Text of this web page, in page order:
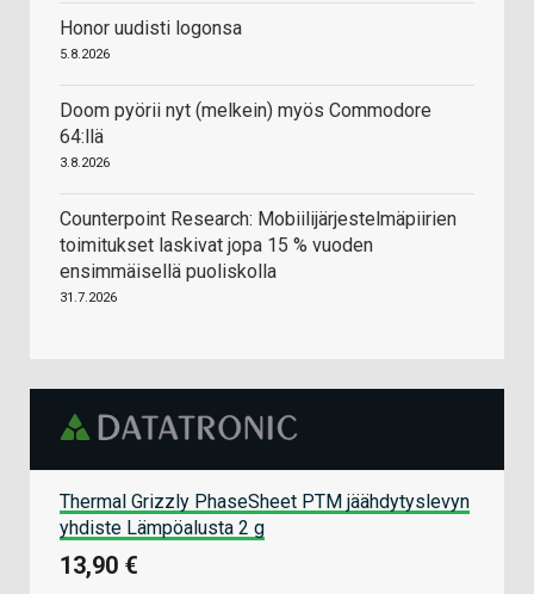
Honor uudisti logonsa
5.8.2026
Doom pyörii nyt (melkein) myös Commodore
64:llä
3.8.2026
Counterpoint Research: Mobiilijärjestelmäpiirien
toimitukset laskivat jopa 15 % vuoden
ensimmäisellä puoliskolla
31.7.2026
Thermal Grizzly PhaseSheet PTM jäähdytyslevyn
yhdiste Lämpöalusta 2 g
13,90 €